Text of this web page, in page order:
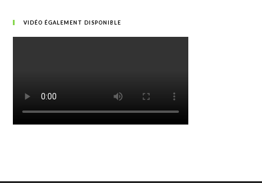
VIDÉO ÉGALEMENT DISPONIBLE